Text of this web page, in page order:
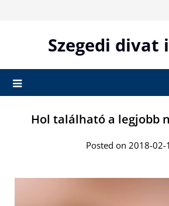
Szegedi divat
Hol található a legjobb
Posted on 2018-02-